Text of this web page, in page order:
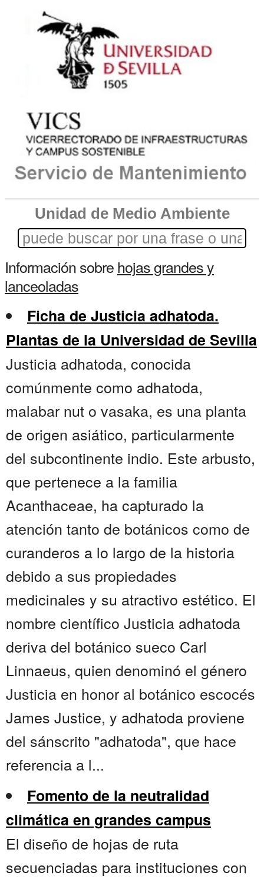
Unidad de Medio Ambiente
Información sobrehojas grandes y
lanceoladas
Ficha de Justicia adhatoda.
Plantas de la Universidad de Sevilla
Justicia adhatoda, conocida
comúnmente como adhatoda,
malabar nut o vasaka, es una planta
de origen asiático, particularmente
del subcontinente indio. Este arbusto,
que pertenece a la familia
Acanthaceae, ha capturado la
atención tanto de botánicos como de
curanderos a lo largo de la historia
debido a sus propiedades
medicinales y su atractivo estético. El
nombre científico Justicia adhatoda
deriva del botánico sueco Carl
Linnaeus, quien denominó el género
Justicia en honor al botánico escocés
James Justice, y adhatoda proviene
del sánscrito "adhatoda", que hace
referencia a l...
Fomento de la neutralidad
climática en grandes campus
El diseño de hojas de ruta
secuenciadas para instituciones con